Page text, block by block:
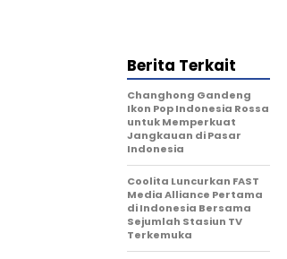
Berita Terkait
Changhong Gandeng
Ikon Pop Indonesia Rossa
untuk Memperkuat
Jangkauan di Pasar
Indonesia
Coolita Luncurkan FAST
Media Alliance Pertama
di Indonesia Bersama
Sejumlah Stasiun TV
Terkemuka